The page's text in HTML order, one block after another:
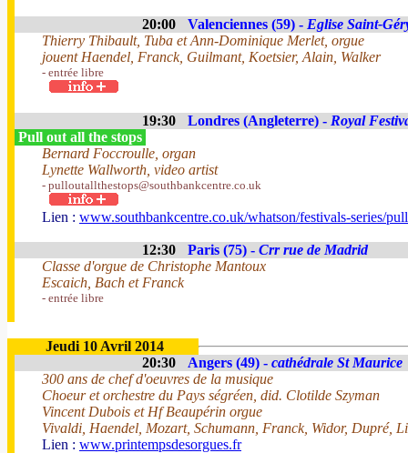
20:00 Valenciennes (59) - Eglise Saint-
Thierry Thibault, Tuba et Ann-Dominique Merlet, orgue
jouent Haendel, Franck, Guilmant, Koetsier, Alain, Walker
- entrée libre
19:30 Londres (Angleterre) - Royal
Pull out all the stops
Bernard Foccroulle, organ
Lynette Wallworth, video artist
- pulloutallthestops@southbankcentre.co.uk
Lien : www.southbankcentre.co.uk/whatson/festivals-series/
12:30 Paris (75) - Crr rue de Madrid
Classe d'orgue de Christophe Mantoux
Escaich, Bach et Franck
- entrée libre
Jeudi 10 Avril 2014
20:30
Angers (49) - cathédrale St Maurice
300 ans de chef d'oeuvres de la musique
Choeur et orchestre du Pays ségréen, did. Clotilde Szyman
Vincent Dubois et Hf Beaupérin orgue
Vivaldi, Haendel, Mozart, Schumann, Franck, Widor, Dupré,
Lien : www.printempsdesorgues.fr